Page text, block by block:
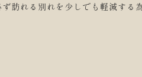
ず訪れる別れを少しでも軽減する